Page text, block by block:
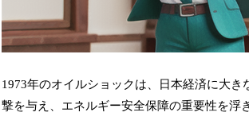
1973年のオイルショックは、日本経済に大き
撃を与え、エネルギー安全保障の重要性を浮